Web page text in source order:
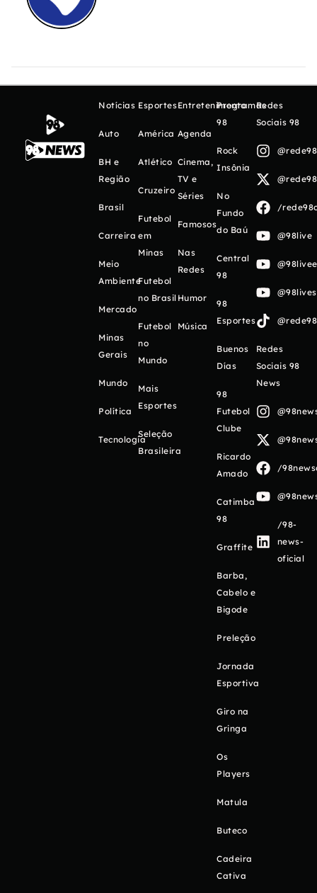
Notícias
Auto
BH e
Região
Brasil
Carreira
Meio
Ambiente
Mercado
Minas
Gerais
Mundo
Política
Tecnologia
Esportes
América
Atlético
Cruzeiro
Futebol
em
Minas
Futebol
no Brasil
Futebol
no
Mundo
Mais
Esportes
Seleção
Brasileira
Entretenimento
Agenda
Cinema,
TV e
Séries
Famosos
Nas
Redes
Humor
Música
Programas
98
Rock
Insônia
No
Fundo
do Baú
Central
98
98
Esportes
Buenos
Días
98
Futebol
Clube
Ricardo
Amado
Catimba
98
Graffite
Barba,
Cabelo e
Bigode
Preleção
Jornada
Esportiva
Giro na
Gringa
Os
Players
Matula
Buteco
Cadeira
Cativa
Redes
Sociais 98
/
@98live
Redes
Sociais 98
News
/
/98-
news-
oficial